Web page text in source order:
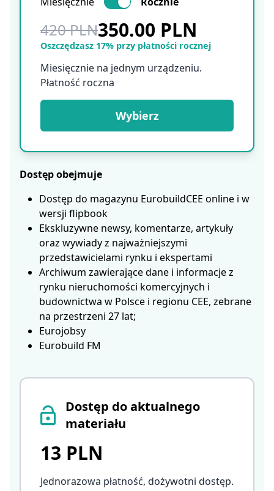
Dostęp do aktualnego
materiału
13 PLN
Jednorazowa płatność, dożywotni dostęp.
420 PLN350.00 PLN
Oszczędzasz 17% przy płatności rocznej
Miesięcznie na jednym urządzeniu.
Płatność roczna
Wybierz
Dostęp obejmuje
Dostęp do magazynu EurobuildCEE online i w
wersji flipbook
Ekskluzywne newsy, komentarze, artykuły
oraz wywiady z najważniejszymi
przedstawicielami rynku i ekspertami
Archiwum zawierające dane i informacje z
rynku nieruchomości komercyjnych i
budownictwa w Polsce i regionu CEE, zebrane
na przestrzeni 27 lat;
Eurojobsy
Eurobuild FM